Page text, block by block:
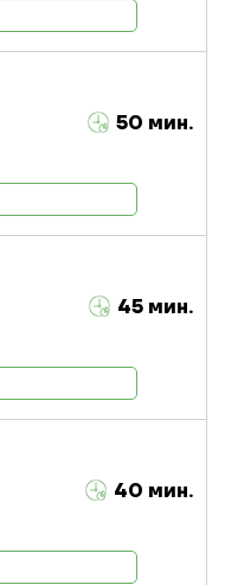
50 мин.
45 мин.
40 мин.